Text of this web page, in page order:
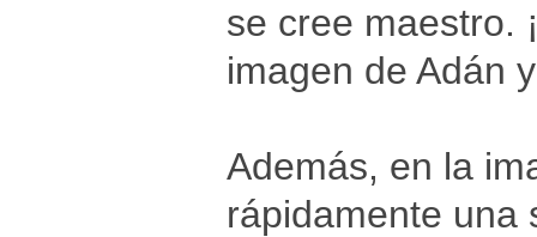
se cree maestro.
imagen de Adán
Además, en la
rápidamente una